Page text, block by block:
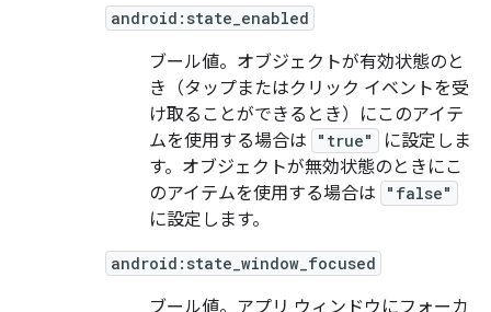
android:state_enabled
ブール値。オブジェクトが有効状態のと
き（タップまたはクリック イベントを受
け取ることができるとき）にこのアイテ
ムを使用する場合は
"true"
に設定しま
す。オブジェクトが無効状態のときにこ
のアイテムを使用する場合は
"false"
に設定します。
android:state_window_focused
ブール値。アプリ ウィンドウにフォーカ